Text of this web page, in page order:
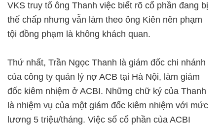
VKS truy tố ông Thanh việc biết rõ cổ phần đang bị
thế chấp nhưng vẫn làm theo ông Kiên nên phạm
tội đồng phạm là không khách quan.
Thứ nhất, Trần Ngọc Thanh là giám đốc chi nhánh
của công ty quản lý nợ ACB tại Hà Nội, làm giám
đốc kiêm nhiệm ở ACBI. Những chữ ký của Thanh
là nhiệm vụ của một giám đốc kiêm nhiệm với mức
lương 5 triệu/tháng. Việc số cổ phần của ACBI